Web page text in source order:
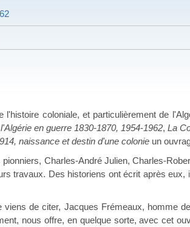
l'histoire coloniale, et particulièrement de
en guerre 1830-1870, 1954-1962, La
naissance et destin d'une colonie un
Charles-André Julien, Charles-Robert
travaux. Des historiens ont écrit après eux,
de citer, Jacques Frémeaux, homme de
nous offre, en quelque sorte, avec cet